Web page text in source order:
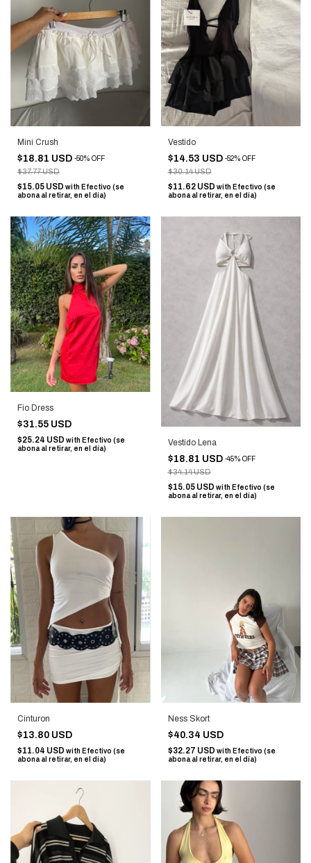
Mini Crush
$18.81 USD -50% OFF
$37.77 USD
$15.05 USD with Efectivo (se
abona al retirar, en el día)
Vestido
$14.53 USD -52% OFF
$30.14 USD
$11.62 USD with Efectivo (se
abona al retirar, en el día)
Fio Dress
$31.55 USD
$25.24 USD with Efectivo (se
abona al retirar, en el día)
Vestido Lena
$18.81 USD -45% OFF
$34.14 USD
$15.05 USD with Efectivo (se
abona al retirar, en el día)
Cinturon
$13.80 USD
$11.04 USD with Efectivo (se
abona al retirar, en el día)
Ness Skort
$40.34 USD
$32.27 USD with Efectivo (se
abona al retirar, en el día)